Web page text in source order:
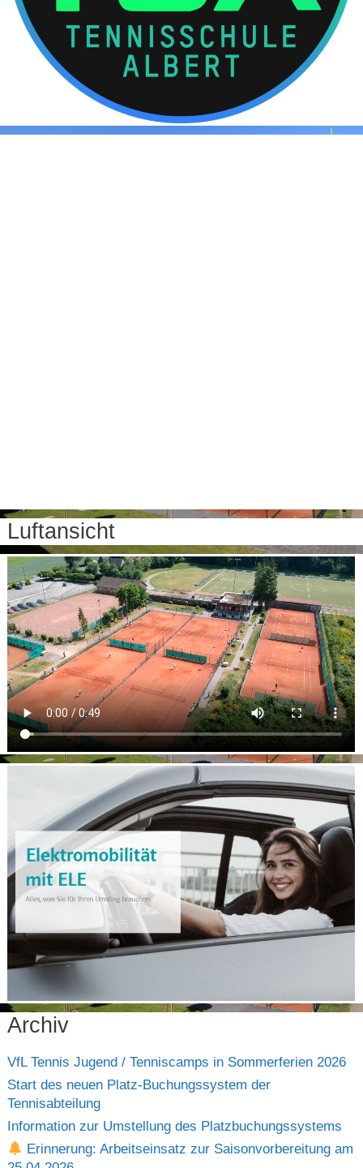
Luftansicht
Archiv
VfL Tennis Jugend / Tenniscamps in Sommerferien 2026
Start des neuen Platz-Buchungssystem der
Tennisabteilung
Information zur Umstellung des Platzbuchungssystems
Erinnerung: Arbeitseinsatz zur Saisonvorbereitung am